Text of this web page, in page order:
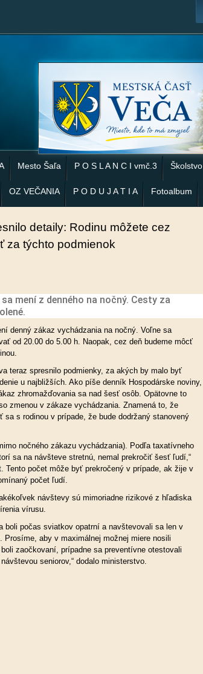
Mesto Šaľa P O S L A N C I vmč.3 Školstvo
OZ VEČANIA P O D U J A T I A Fotoalbum
detaily: Rodinu môžete cez
za týchto podmienok
mení z denného na nočný. Cesty za
denný zákaz vychádzania na nočný. Voľne sa
od 20.00 do 5.00 h. Naopak, cez deň budeme môcť
teraz spresnilo podmienky, za akých by malo byť
u najbližších. Ako píše denník Hospodárske noviny,
zhromažďovania sa nad šesť osôb. Opätovne to
zmenou v zákaze vychádzania. Znamená to, že
sa s rodinou v prípade, že bude dodržaný stanovený
nočného zákazu vychádzania). Podľa taxatívneho
sa na návšteve stretnú, nemal prekročiť šesť ľudí,“
Tento počet môže byť prekročený v prípade, ak žije v
počet ľudí.
návštevy sú mimoriadne rizikové z hľadiska
vírusu.
boli počas sviatkov opatrní a navštevovali sa len v
Prosíme, aby v maximálnej možnej miere nosili
zaočkovaní, prípadne sa preventívne otestovali
seniorov,“ dodalo ministerstvo.